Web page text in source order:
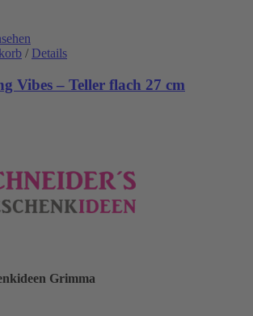
/ Details
Vibes – Teller flach 27 cm
Grimma